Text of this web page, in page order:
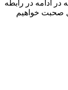
ادامه در رابطه
صحبت خواهیم